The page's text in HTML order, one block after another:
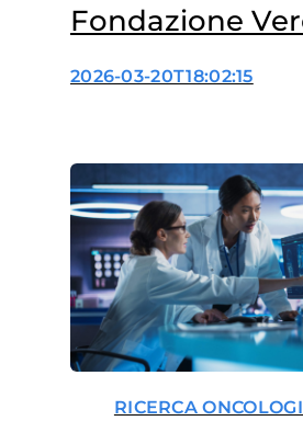
Fondazione
insieme per la
2026-03-20T18:02:15
RICERCA